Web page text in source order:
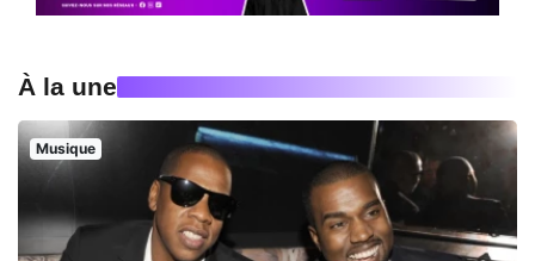
À la une
Musique